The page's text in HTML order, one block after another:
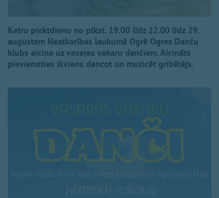
Katru piektdienu no plkst. 19.00 līdz 22.00 līdz 29.
augustam Neatkarības laukumā Ogrē Ogres Danču
klubs aicina uz vasaras vakaru dančiem. Aicināts
pievienoties ikviens dancot un muzicēt gribētājs.